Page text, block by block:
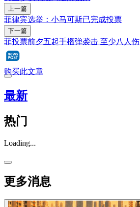
上一篇
菲律宾选举：小马可斯已完成投票
下一篇
菲投票前夕五起手榴弹袭击 至少八人伤
购买此文章
最新
热门
Loading...
更多消息